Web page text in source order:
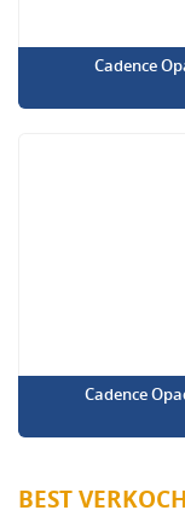
Cadence
Cadence
BEST